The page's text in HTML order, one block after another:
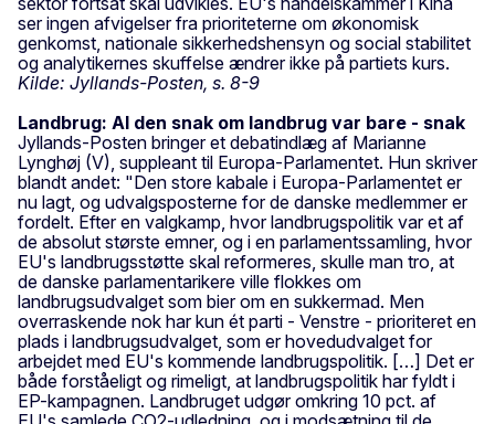
ser ingen afvigelser fra prioriteterne om økonomisk
genkomst, nationale sikkerhedshensyn og social stabilitet
og analytikernes skuffelse ændrer ikke på partiets kurs.
Kilde: Jyllands-Posten, s. 8-9
Landbrug: Al den snak om landbrug var bare - snak
Jyllands-Posten bringer et debatindlæg af Marianne
Lynghøj (V), suppleant til Europa-Parlamentet. Hun skriver
blandt andet: "Den store kabale i Europa-Parlamentet er
nu lagt, og udvalgsposterne for de danske medlemmer er
fordelt. Efter en valgkamp, hvor landbrugspolitik var et af
de absolut største emner, og i en parlamentssamling, hvor
EU's landbrugsstøtte skal reformeres, skulle man tro, at
de danske parlamentarikere ville flokkes om
landbrugsudvalget som bier om en sukkermad. Men
overraskende nok har kun ét parti - Venstre - prioriteret en
plads i landbrugsudvalget, som er hovedudvalget for
arbejdet med EU's kommende landbrugspolitik. […] Det er
både forståeligt og rimeligt, at landbrugspolitik har fyldt i
EP-kampagnen. Landbruget udgør omkring 10 pct. af